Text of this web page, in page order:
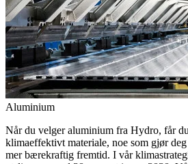
Aluminium
Når du velger aluminium fra Hydro, får
klimaeffektivt materiale, noe som gjør
mer bærekraftig fremtid. I vår